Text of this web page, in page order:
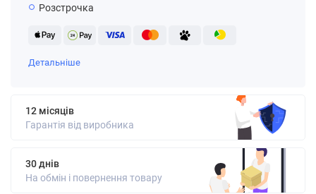
Розстрочка
Детальніше
12 місяців
Гарантія від виробника
30 днів
На обмін і повернення товару